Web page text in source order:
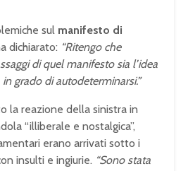
sul manifesto di
dichiarato: “Ritengo che
di quel manifesto sia l’idea
grado di autodeterminarsi.”
la reazione della sinistra in
“illiberale e nostalgica”,
erano arrivati sotto i
insulti e ingiurie. “Sono stata